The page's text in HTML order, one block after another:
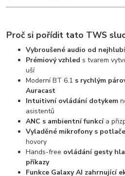
Proč si pořídit tato TWS
Vybroušené audio od
Prémiový vzhled s tvarem
uší
Moderní BT 6.1 s rychlým
Auracast
Intuitivní ovládání dotykem
asistentů
ANC s ambientní funkcía
Vyladěné mikrofony s
hovory
Hands-free ovládání gesty
příkazy
Funkce Galaxy AI zahrnující